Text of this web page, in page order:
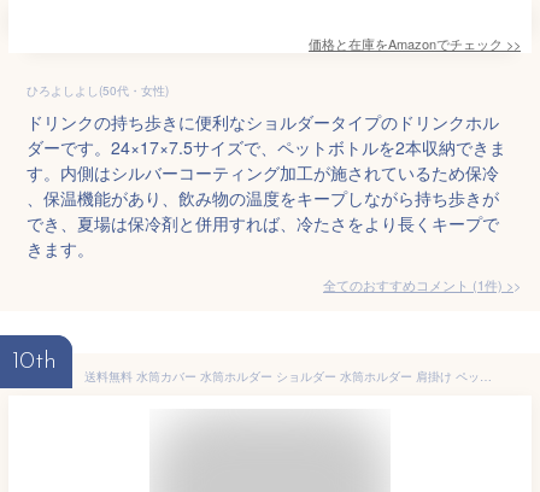
価格と在庫をAmazonでチェック >>
ひろよしよし(50代・女性)
ドリンクの持ち歩きに便利なショルダータイプのドリンクホル
ダーです。24×17×7.5サイズで、ペットボトルを2本収納できま
す。内側はシルバーコーティング加工が施されているため保冷
、保温機能があり、飲み物の温度をキープしながら持ち歩きが
でき、夏場は保冷剤と併用すれば、冷たさをより長くキープで
きます。
全てのおすすめコメント (1件) >
10th
送料無料 水筒カバー 水筒ホルダー ショルダー 水筒ホルダー 肩掛け ペットボトルホルダー キャンバス 水筒ケース ドリンクホルダー マグボトル ボトル カバー おしゃれ かわいい キッズ 大人 持ち運び 遠